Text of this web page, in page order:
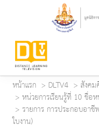
หน้าแรก DLTV4
สังค
หน่วยการเรียนรู้ที่ 10 ชื่อ
รายการ การประกอบอา
ใบงาน)